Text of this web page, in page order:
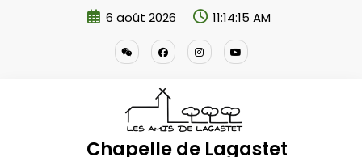
6 août 2026 11:14:16 AM
Chapelle de Lagastet